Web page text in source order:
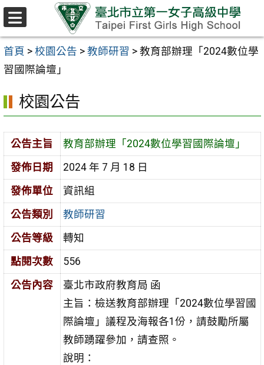
跳至主要內容區
首頁 > 校園公告 > 教師研習 > 教育部辦理「2024數位學
習國際論壇」
校園公告
公告主旨
教育部辦理「2024數位學習國際論壇」
發佈日期
2024 年 7 月 18 日
發佈單位
資訊組
公告類別
教師研習
公告等級
轉知
點閱次數
556
公告內容
臺北市政府教育局 函
主旨：檢送教育部辦理「2024數位學習國
際論壇」議程及海報各1份，請鼓勵所屬
教師踴躍參加，請查照。
說明：
選
單